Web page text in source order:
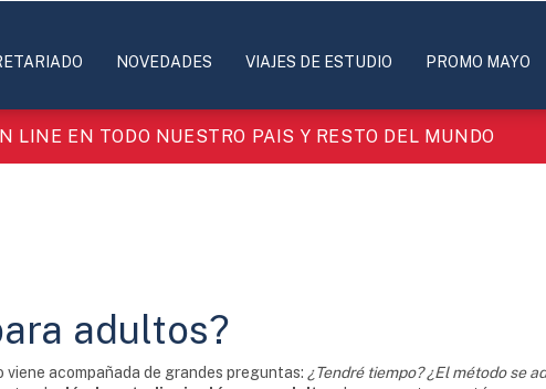
NOVEDADES VIAJES DE ESTUDIO PROMO MAYO
LINE EN TODO NUESTRO PAIS Y RESTO DEL MUNDO
adultos?
viene acompañada de grandes preguntas: ¿Tendré tiempo? ¿El método se